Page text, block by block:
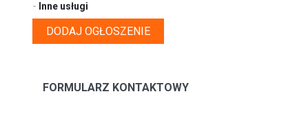
- Inne usługi
DODAJ OGŁOSZENIE
FORMULARZ KONTAKTOWY